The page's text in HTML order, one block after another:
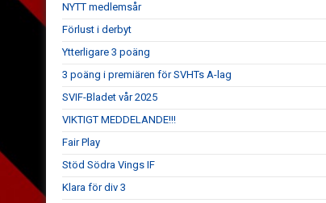
NYTT medlemsår
Förlust i derbyt
Ytterligare 3 poäng
3 poäng i premiären för SVHTs A-lag
SVIF-Bladet vår 2025
VIKTIGT MEDDELANDE!!!
Fair Play
Stöd Södra Vings IF
Klara för div 3